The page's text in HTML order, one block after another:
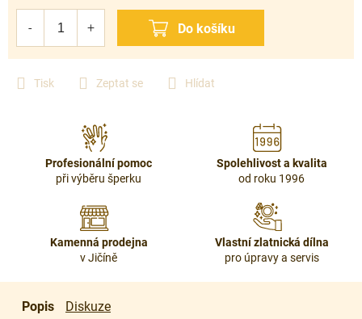
Tisk Zeptat se Hlídat
Profesionální pomoc
při výběru šperku
Spolehlivost a kvalita
od roku 1996
Kamenná prodejna
v Jičíně
Vlastní zlatnická dílna
pro úpravy a servis
Popis Diskuze